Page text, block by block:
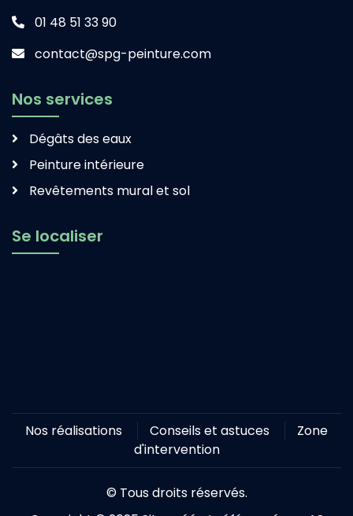
01 48 51 33 90
contact@spg-peinture.com
Nos services
Dégâts des eaux
Peinture intérieure
Revêtements mural et sol
Se localiser
Nos réalisations Conseils et astuces
Zone
d'intervention
© Tous droits réservés.